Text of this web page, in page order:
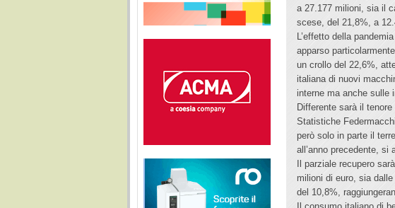
a 27.177 milioni, sia il
scese, del 21,8%, a
L’effetto della
apparso
un crollo del 22,6%,
italiana di nuovi
interne ma anche sulle
Differente sarà il
Statistiche
però solo in parte il
all’anno precedente, si
Il parziale recupero
milioni di euro, sia
del 10,8%,